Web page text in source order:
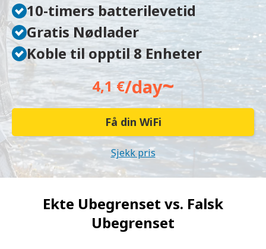
10-timers batterilevetid
Gratis Nødlader
Koble til opptil 8 Enheter
4,1 €/day~
Få din WiFi
Sjekk pris
Ekte Ubegrenset vs. Falsk
Ubegrenset